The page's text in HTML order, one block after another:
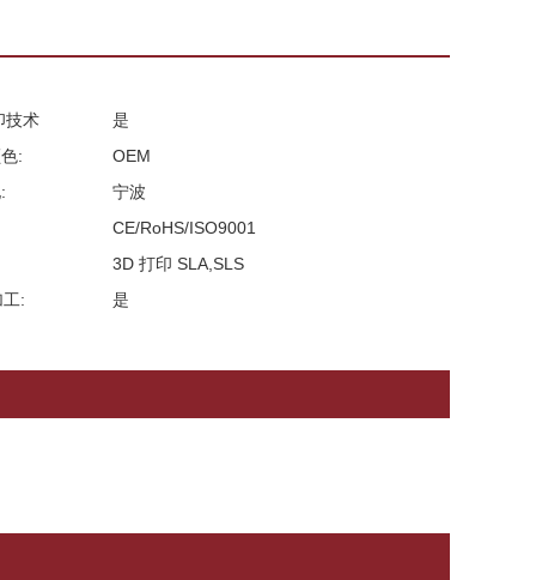
技术
是
:
OEM
宁波
CE/RoHS/ISO9001
3D 打印 SLA,SLS
:
是